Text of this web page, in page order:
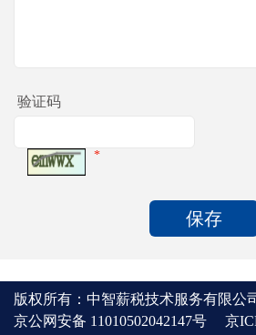
验证码
*
版权所有：中智薪税技术服务有限公
京公网安备 11010502042147号
京